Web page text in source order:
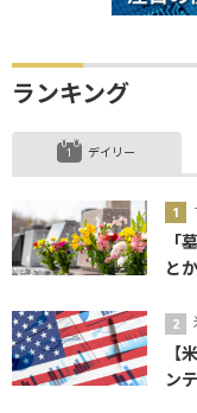
ランキング
デイリー
「
と
【
ン